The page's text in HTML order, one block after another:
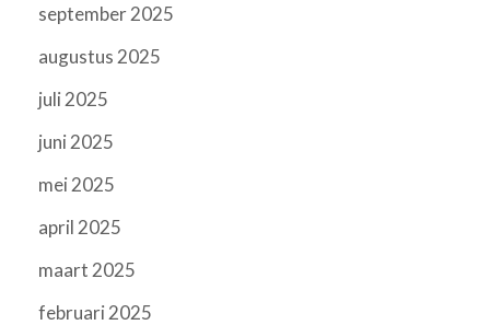
september 2025
augustus 2025
juli 2025
juni 2025
mei 2025
april 2025
maart 2025
februari 2025